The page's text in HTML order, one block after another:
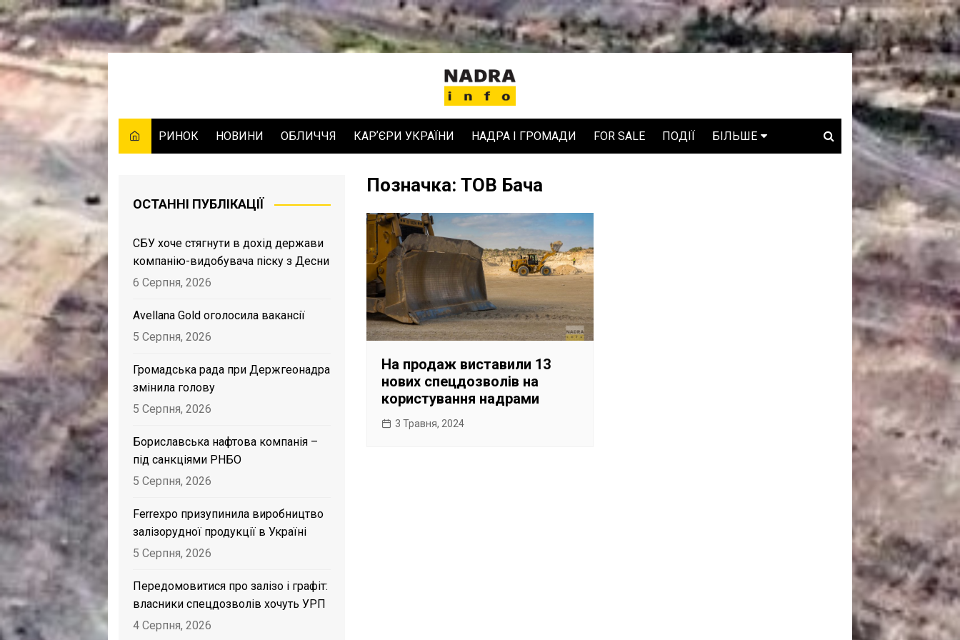
Skip
to
РИНОК НОВИНИ ОБЛИЧЧЯ КАРʼЄРИ УКРАЇНИ НАДРА І ГРОМАДИ FOR SALE ПОДІЇ БІЛЬШЕ
Позначка:ТОВ Бача
На продаж виставили 13
нових спецдозволів на
користування надрами
3 Травня, 2024
ОСТАННІ ПУБЛІКАЦІЇ
СБУ хоче стягнути в дохід держави
компанію-видобувача піску з Десни
6 Серпня, 2026
Avellana Gold оголосила вакансії
5 Серпня, 2026
Громадська рада при Держгеонадра
змінила голову
5 Серпня, 2026
Бориславська нафтова компанія –
під санкціями РНБО
5 Серпня, 2026
Ferrexpo призупинила виробництво
залізорудної продукції в Україні
5 Серпня, 2026
Передомовитися про залізо і графіт:
власники спецдозволів хочуть УРП
4 Серпня, 2026